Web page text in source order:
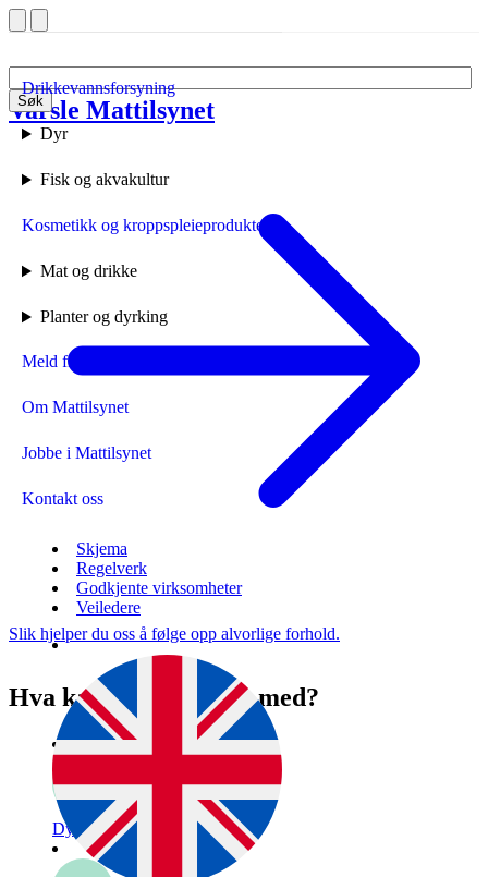
Søk
Drikkevannsforsyning
Dyr
Fisk og akvakultur
Kosmetikk og kroppspleieprodukter
Mat og drikke
Planter og dyrking
Meld fra til Mattilsynet
Om Mattilsynet
Jobbe i Mattilsynet
Kontakt oss
Skjema
Regelverk
Godkjente virksomheter
Veiledere
Forside
Varsle Mattilsynet
Slik hjelper du oss å følge opp alvorlige forhold.
Hva kan vi hjelpe deg med?
Dyr